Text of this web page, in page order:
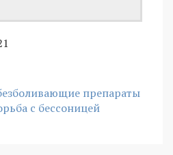
препараты
с бессоницей